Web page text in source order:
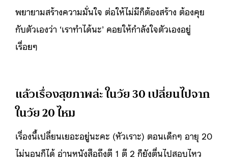
พยายามสร้างความมั่นใจ ต่อให้ไม่มีก็ต้องสร้าง ต้องคุย
กับตัวเองว่า ‘เราทำได้นะ’ คอยให้กำลังใจตัวเองอยู่
เรื่อยๆ
แล้วเรื่องสุขภาพล่ะ ในวัย 30 เปลี่ยนไปจาก
ในวัย 20 ไหม
เรื่องนี้เปลี่ยนเยอะอยู่นะคะ (หัวเราะ) ตอนเด็กๆ อายุ 20
ไม่นอนก็ได้ อ่านหนังสือถึงตี 1 ตี 2 ก็ยังตื่นไปสอบไหว